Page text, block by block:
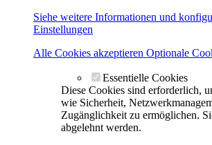
Siehe weitere Informationen und
Einstellungen
Alle Cookies akzeptieren Optionale
Essentielle Cookies
Diese Cookies sind erforderlich,
wie Sicherheit,
Zugänglichkeit zu ermöglichen.
abgelehnt werden.